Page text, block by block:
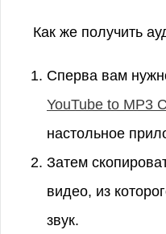
Как же получить
Сперва вам
YouTube to MP3
настольное
Затем
видео, из
звук.